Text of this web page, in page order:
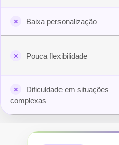
Baixa personalização
Pouca flexibilidade
Dificuldade em situações
complexas